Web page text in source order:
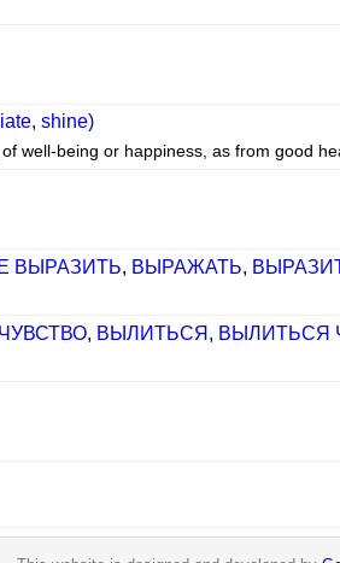
shine)
well-being or happiness, as from good
ВЫРАЗИТЬ, ВЫРАЖАТЬ,
, ВЫЛИТЬСЯ , ВЫЛИТЬСЯ